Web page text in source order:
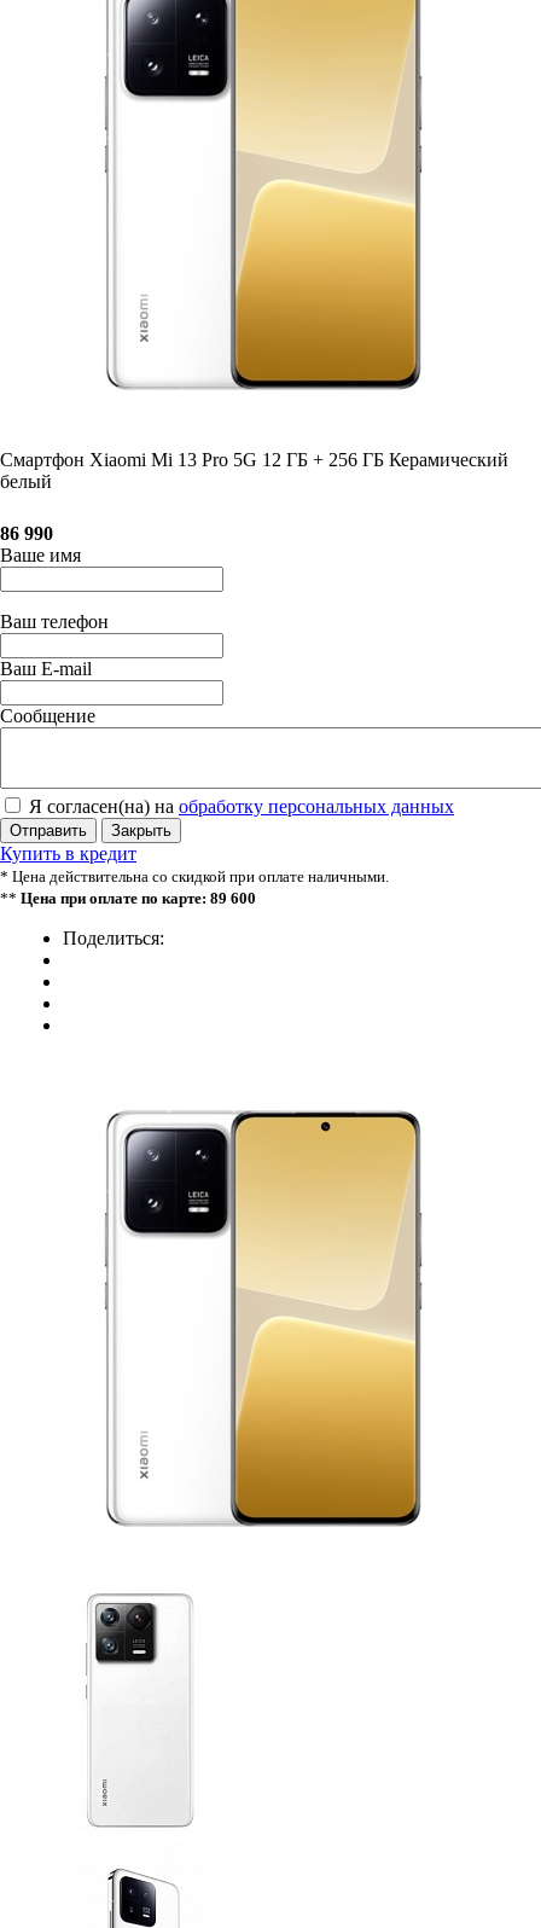
Смартфон Xiaomi Mi 13 Pro 5G 12 ГБ + 256 ГБ Керамический
белый
86 990
Ваше имя
Ваш телефон
Ваш E-mail
Сообщение
Я согласен(на) на обработку персональных данных
Отправить Закрыть
Купить в кредит
* Цена действительна со скидкой при оплате наличными.
** Цена при оплате по карте: 89 600
Поделиться: